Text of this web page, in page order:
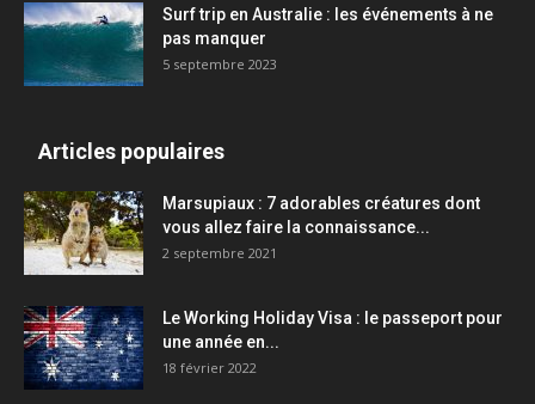
Surf trip en Australie : les événements à ne
pas manquer
5 septembre 2023
Articles populaires
Marsupiaux : 7 adorables créatures dont
vous allez faire la connaissance...
2 septembre 2021
Le Working Holiday Visa : le passeport pour
une année en...
18 février 2022